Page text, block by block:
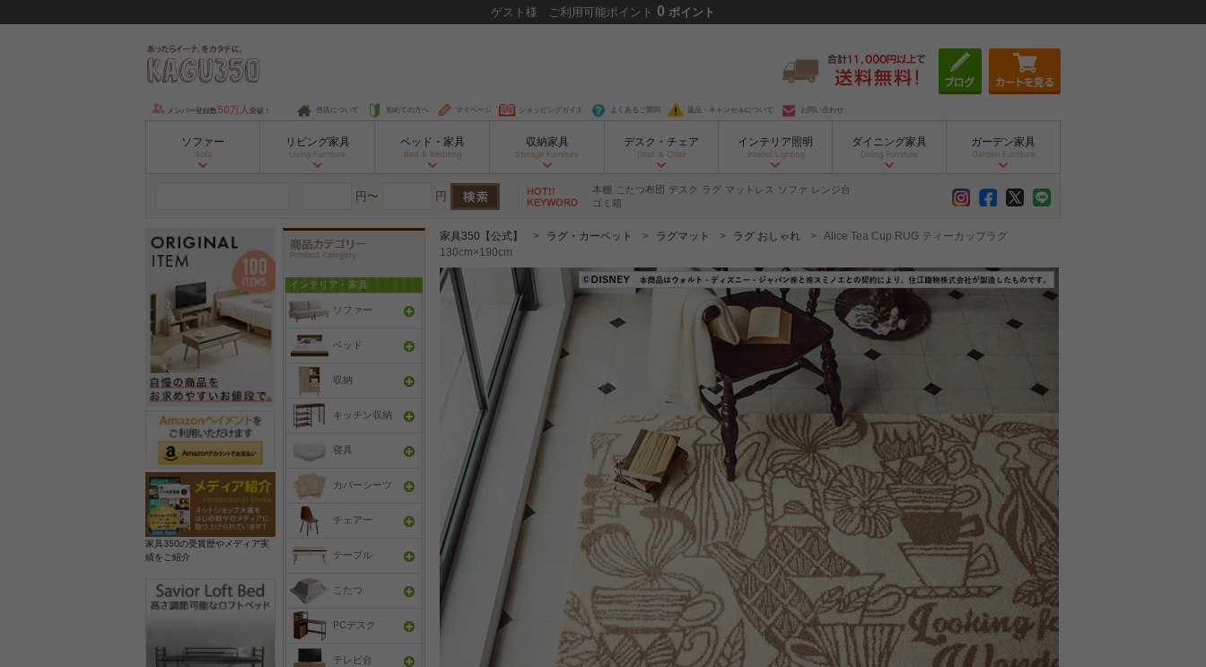
ゲスト 様 ご利用可能ポイント 0 ポイント
メンバー登録数 50万人 突破！ 当店について 初めての方へ マイページ ショッピングガイド よくあるご質問 返品・キャンセルについて お問い合わせ
ソファー
Sofa
リビング家具
Living Furniture
ベッド・家具
Bed & Bedding
収納家具
Storage Furniture
デスク・チェア
Desk & Chair
インテリア照明
Interior Lighting
ダイニング家具
Dining Furniture
ガーデン家具
Garden Furniture
円〜 円 本棚 こたつ布団 デスク ラグ マットレス ソファ レンジ台
ゴミ箱
家具350の受賞歴やメディア実
績をご紹介
インテリア・家具
ソファー
ベッド
収納
キッチン収納
寝具
カバーシーツ
チェアー
テーブル
こたつ
PCデスク
テレビ台
家具350【公式】 ラグ・カーペット ラグマット ラグ おしゃれ
Alice Tea Cup RUG ティーカップラグ
130cm×190cm